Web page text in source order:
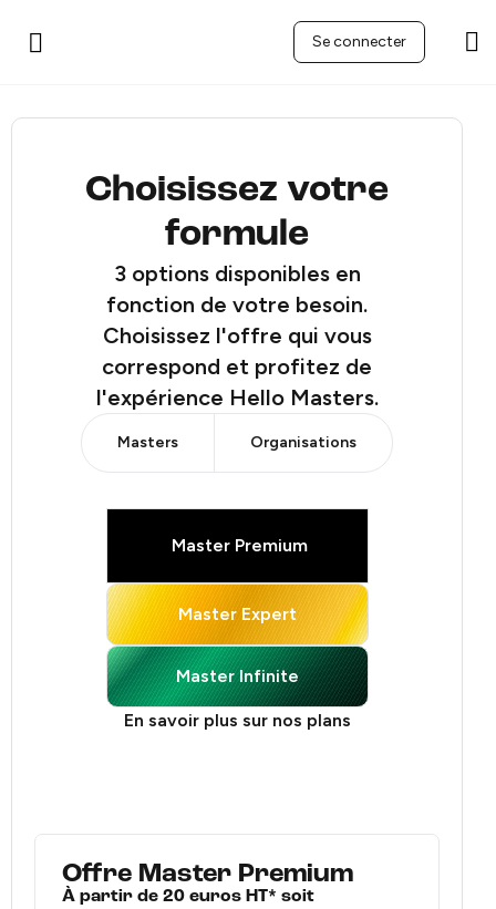
Se connecter
Choisissez votre
formule
3 options disponibles en
fonction de votre besoin.
Choisissez l'offre qui vous
correspond et profitez de
l'expérience Hello Masters.
Masters Organisations
Master Premium
Master Expert
Master Infinite
En savoir plus sur nos plans
Offre Master Premium
À partir de 20 euros HT* soit